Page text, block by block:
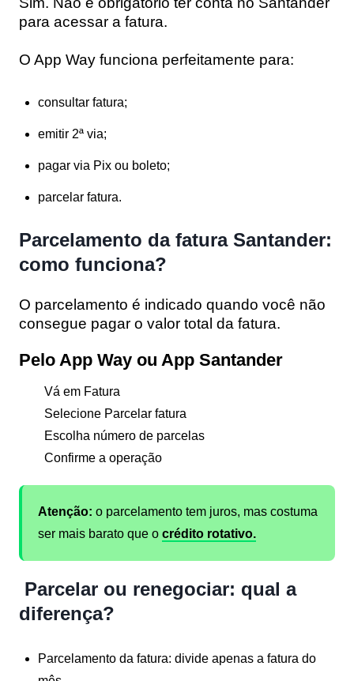
para acessar a fatura.
O App Way funciona perfeitamente para:
consultar fatura;
emitir 2ª via;
pagar via Pix ou boleto;
parcelar fatura.
Parcelamento da fatura Santander:
como funciona?
O parcelamento é indicado quando você não
consegue pagar o valor total da fatura.
Pelo App Way ou App Santander
Vá em Fatura
Selecione Parcelar fatura
Escolha número de parcelas
Confirme a operação
Atenção: o parcelamento tem juros, mas costuma
ser mais barato que o crédito rotativo.
Parcelar ou renegociar: qual a
diferença?
Parcelamento da fatura: divide apenas a fatura do